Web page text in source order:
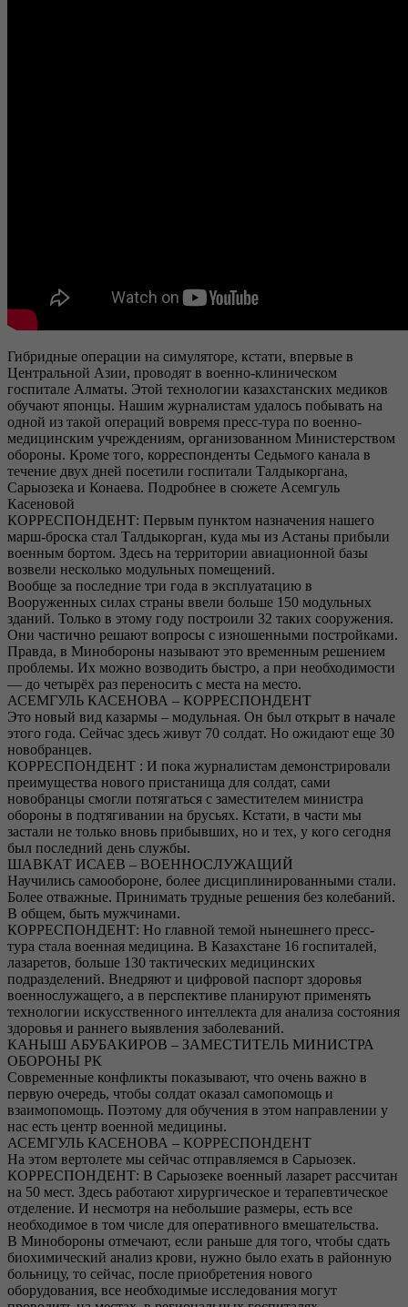
Гибридные операции на симуляторе, кстати, впервые в
Центральной Азии, проводят в военно-клиническом
госпитале Алматы. Этой технологии казахстанских медиков
обучают японцы. Нашим журналистам удалось побывать на
одной из такой операций вовремя пресс-тура по военно-
медицинским учреждениям, организованном Министерством
обороны. Кроме того, корреспонденты Седьмого канала в
течение двух дней посетили госпитали Талдыкоргана,
Сарыозека и Конаева. Подробнее в сюжете Асемгуль
Касеновой
КОРРЕСПОНДЕНТ: Первым пунктом назначения нашего
марш-броска стал Талдыкорган, куда мы из Астаны прибыли
военным бортом. Здесь на территории авиационной базы
возвели несколько модульных помещений.
Вообще за последние три года в эксплуатацию в
Вооруженных силах страны ввели больше 150 модульных
зданий. Только в этому году построили 32 таких сооружения.
Они частично решают вопросы с изношенными постройками.
Правда, в Минобороны называют это временным решением
проблемы. Их можно возводить быстро, а при необходимости
— до четырёх раз переносить с места на место.
АСЕМГУЛЬ КАСЕНОВА – КОРРЕСПОНДЕНТ
Это новый вид казармы – модульная. Он был открыт в начале
этого года. Сейчас здесь живут 70 солдат. Но ожидают еще 30
новобранцев.
КОРРЕСПОНДЕНТ : И пока журналистам демонстрировали
преимущества нового пристанища для солдат, сами
новобранцы смогли потягаться с заместителем министра
обороны в подтягивании на брусьях. Кстати, в части мы
застали не только вновь прибывших, но и тех, у кого сегодня
был последний день службы.
ШАВКАТ ИСАЕВ – ВОЕННОСЛУЖАЩИЙ
Научились самообороне, более дисциплинированными стали.
Более отважные. Принимать трудные решения без колебаний.
В общем, быть мужчинами.
КОРРЕСПОНДЕНТ: Но главной темой нынешнего пресс-
тура стала военная медицина. В Казахстане 16 госпиталей,
лазаретов, больше 130 тактических медицинских
подразделений. Внедряют и цифровой паспорт здоровья
военнослужащего, а в перспективе планируют применять
технологии искусственного интеллекта для анализа состояния
здоровья и раннего выявления заболеваний.
КАНЫШ АБУБАКИРОВ – ЗАМЕСТИТЕЛЬ МИНИСТРА
ОБОРОНЫ РК
Современные конфликты показывают, что очень важно в
первую очередь, чтобы солдат оказал самопомощь и
взаимопомощь. Поэтому для обучения в этом направлении у
нас есть центр военной медицины.
АСЕМГУЛЬ КАСЕНОВА – КОРРЕСПОНДЕНТ
На этом вертолете мы сейчас отправляемся в Сарыозек.
КОРРЕСПОНДЕНТ: В Сарыозеке военный лазарет рассчитан
на 50 мест. Здесь работают хирургическое и терапевтическое
отделение. И несмотря на небольшие размеры, есть все
необходимое в том числе для оперативного вмешательства.
В Минобороны отмечают, если раньше для того, чтобы сдать
биохимический анализ крови, нужно было ехать в районную
больницу, то сейчас, после приобретения нового
оборудования, все необходимые исследования могут